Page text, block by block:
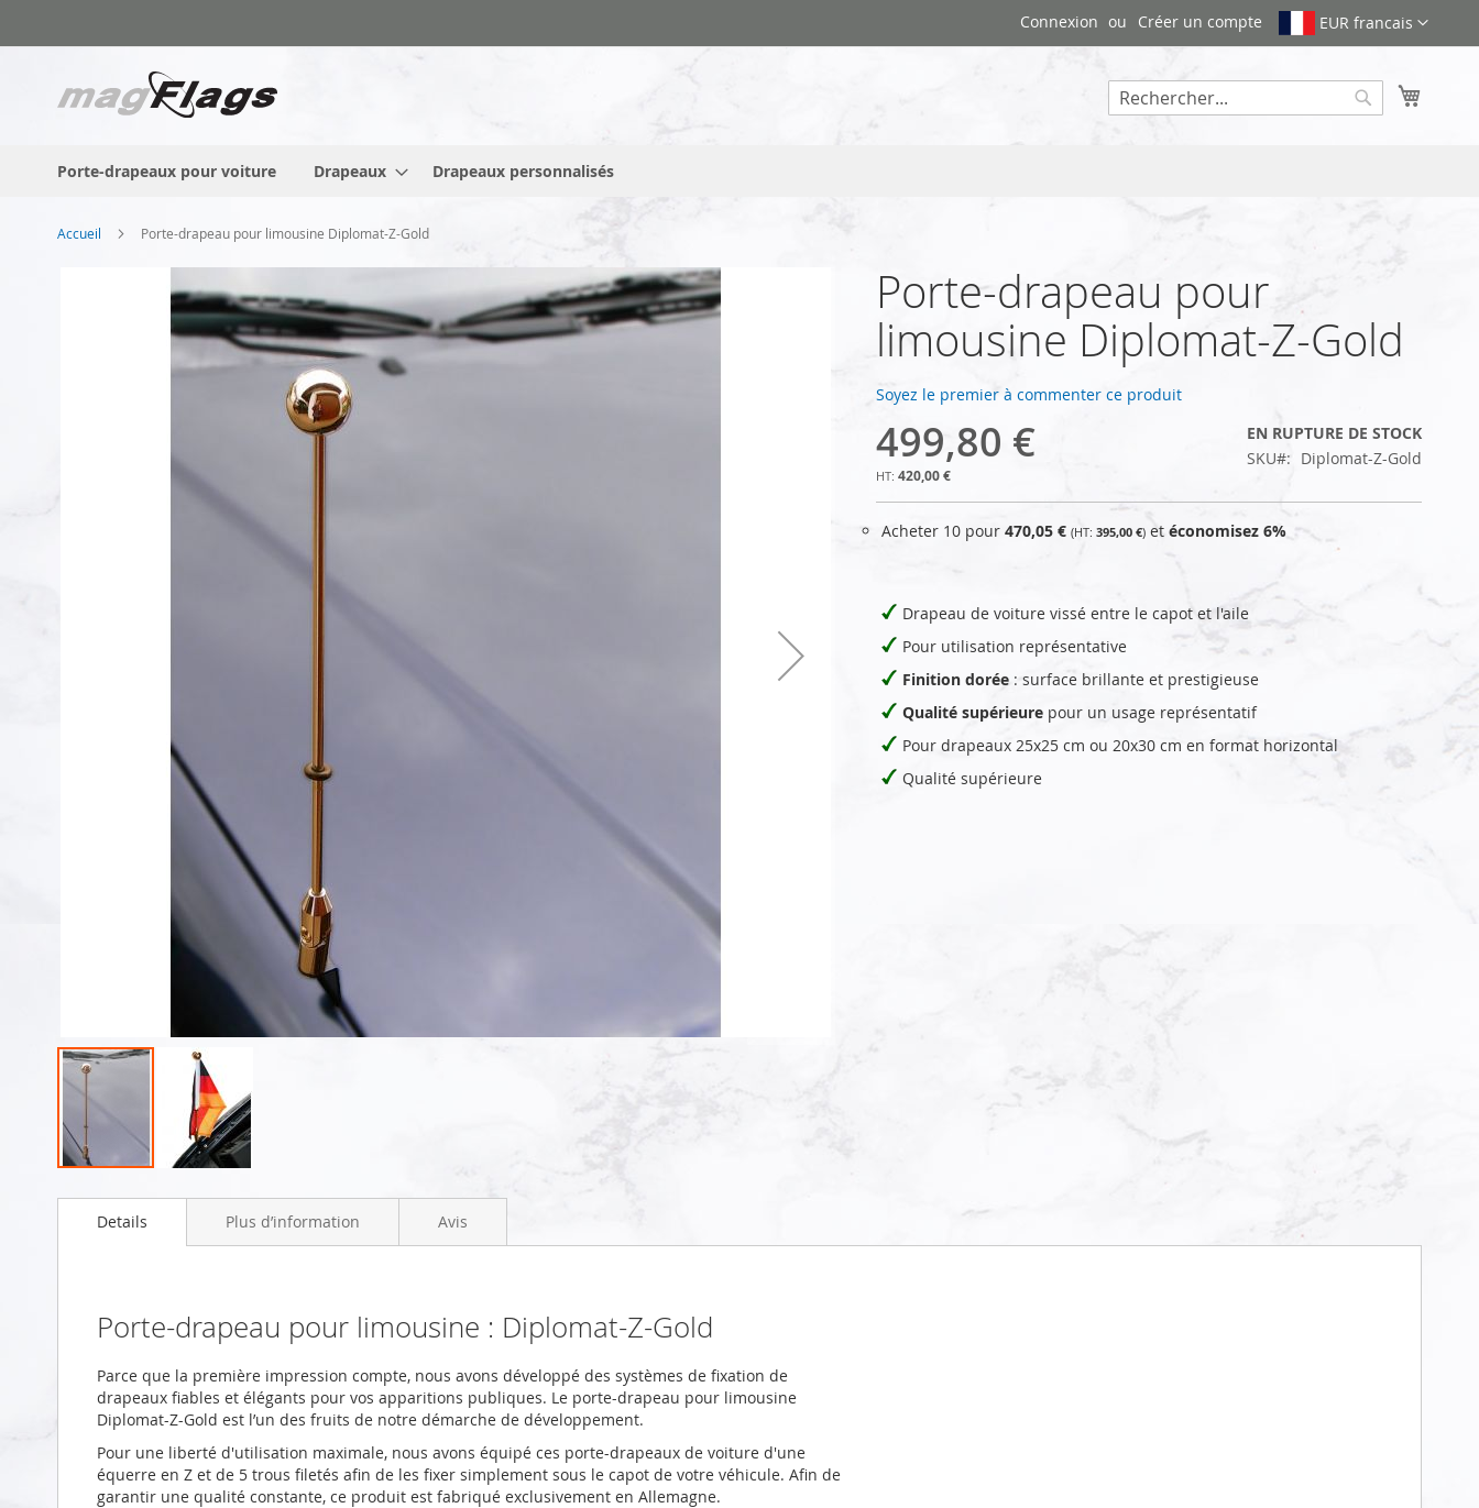
au
EUR francais
Connexion Créer un compte
Porte-drapeaux pour voiture Drapeaux Drapeaux personnalisés
Accueil Porte-drapeau pour limousine Diplomat-Z-Gold
to
gallery
Porte-drapeau pour
limousine Diplomat-Z-Gold
Soyez le premier à commenter ce produit
499,80 €
420,00 €
EN RUPTURE DE STOCK
SKU
Diplomat-Z-Gold
Acheter 10 pour 470,05 € 395,00 € et économisez 6%
Drapeau de voiture vissé entre le capot et l'aile
Pour utilisation représentative
Finition dorée : surface brillante et prestigieuse
Qualité supérieure pour un usage représentatif
Pour drapeaux 25x25 cm ou 20x30 cm en format horizontal
Qualité supérieure
Details
Porte-drapeau pour limousine : Diplomat-Z-Gold
Parce que la première impression compte, nous avons développé des systèmes de fixation de
drapeaux fiables et élégants pour vos apparitions publiques. Le porte-drapeau pour limousine
Diplomat-Z-Gold est l’un des fruits de notre démarche de développement.
Pour une liberté d'utilisation maximale, nous avons équipé ces porte-drapeaux de voiture d'une
équerre en Z et de 5 trous filetés afin de les fixer simplement sous le capot de votre véhicule. Afin de
garantir une qualité constante, ce produit est fabriqué exclusivement en Allemagne.
Plus d’information Avis